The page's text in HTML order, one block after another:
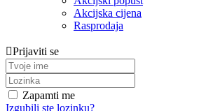
Akcijska cijena
Rasprodaja
Prijaviti se
Zapamti me
Izgubili ste lozinku?